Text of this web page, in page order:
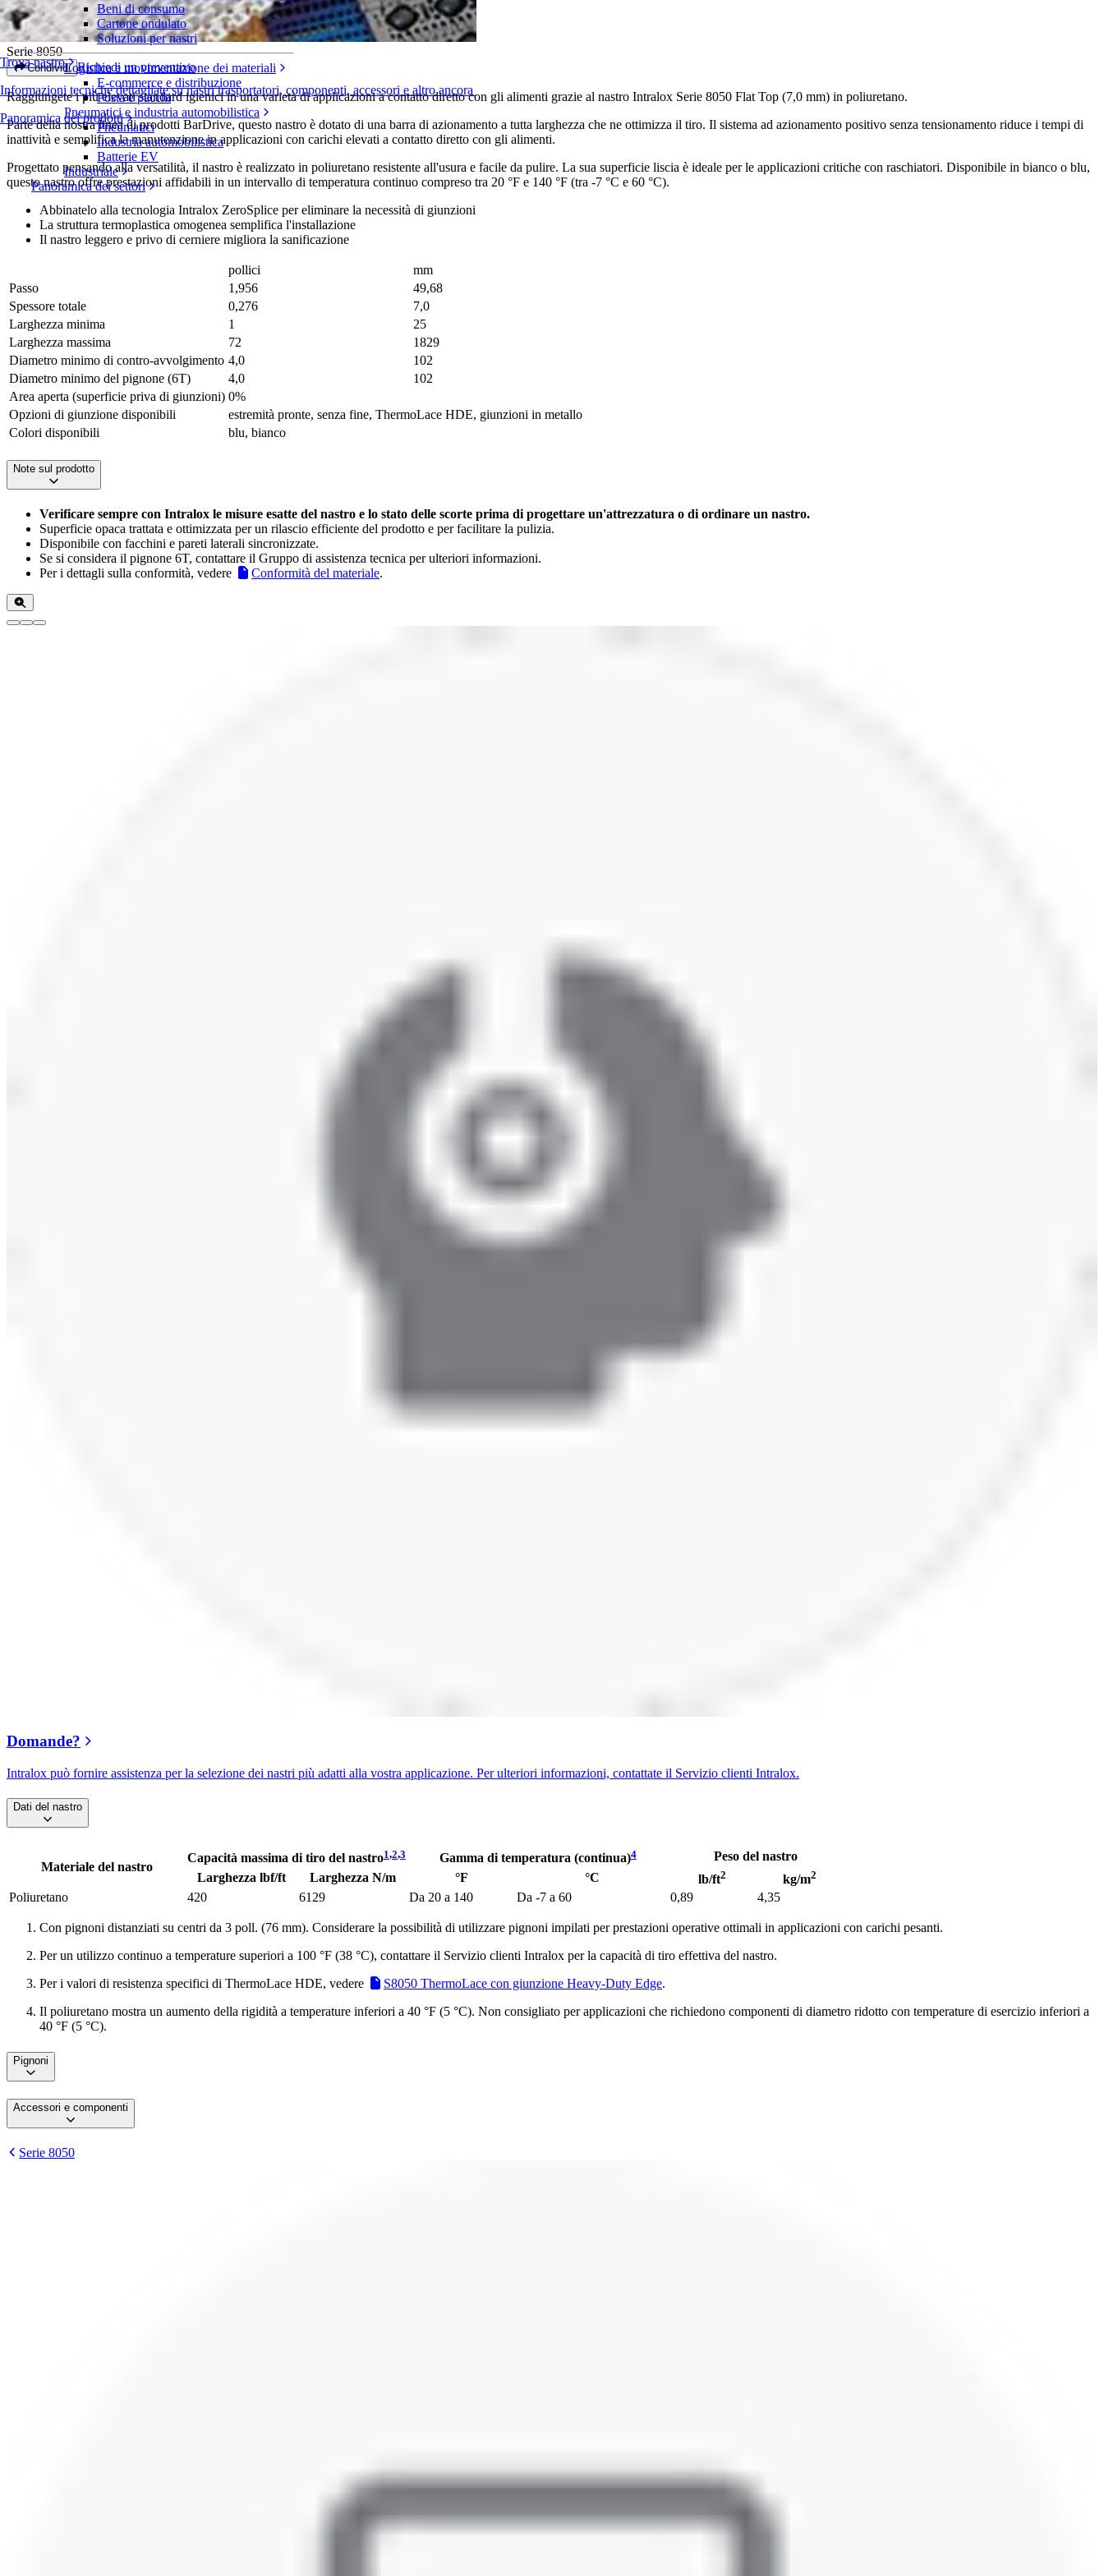
Trova nastro
Informazioni tecniche dettagliate su nastri trasportatori, componenti, accessori e altro ancora
Panoramica dei prodotti
Beni di consumo
Cartone ondulato
Soluzioni per nastri
Logistica e movimentazione dei materiali
E-commerce e distribuzione
Posta e pacchi
Pneumatici e industria automobilistica
Pneumatici
Industria automobilistica
Batterie EV
Industriale
Panoramica dei settori
S8050 Flat Top E (7,0 mm) poliuretano
Serie 8050
Condividi Richiedi un preventivo
Raggiungete i più elevati standard igienici in una varietà di applicazioni a contatto diretto con gli alimenti grazie al nastro Intralox Serie 8050 Flat Top (7,0 mm) in poliuretano.
Parte della nostra linea di prodotti BarDrive, questo nastro è dotato di una barra di azionamento a tutta larghezza che ne ottimizza il tiro. Il sistema ad azionamento positivo senza tensionamento riduce i tempi di
inattività e semplifica la manutenzione in applicazioni con carichi elevati a contatto diretto con gli alimenti.
Progettato pensando alla versatilità, il nastro è realizzato in poliuretano resistente all'usura e facile da pulire. La sua superficie liscia è ideale per le applicazioni critiche con raschiatori. Disponibile in bianco o blu,
questo nastro offre prestazioni affidabili in un intervallo di temperatura continuo compreso tra 20 °F e 140 °F (tra -7 °C e 60 °C).
Abbinatelo alla tecnologia Intralox ZeroSplice per eliminare la necessità di giunzioni
La struttura termoplastica omogenea semplifica l'installazione
Il nastro leggero e privo di cerniere migliora la sanificazione
pollici
mm
Passo
1,956
49,68
Spessore totale
0,276
7,0
Larghezza minima
1
25
Larghezza massima
72
1829
Diametro minimo di contro-avvolgimento 4,0
102
Diametro minimo del pignone (6T)
4,0
102
Area aperta (superficie priva di giunzioni) 0%
Opzioni di giunzione disponibili
estremità pronte, senza fine, ThermoLace HDE, giunzioni in metallo
Colori disponibili
blu, bianco
Note sul prodotto
Verificare sempre con Intralox le misure esatte del nastro e lo stato delle scorte prima di progettare un'attrezzatura o di ordinare un nastro.
Superficie opaca trattata e ottimizzata per un rilascio efficiente del prodotto e per facilitare la pulizia.
Disponibile con facchini e pareti laterali sincronizzate.
Se si considera il pignone 6T, contattare il Gruppo di assistenza tecnica per ulteriori informazioni.
Per i dettagli sulla conformità, vedere
Conformità del materiale.
Domande?
Intralox può fornire assistenza per la selezione dei nastri più adatti alla vostra applicazione. Per ulteriori informazioni, contattate il Servizio clienti Intralox.
Dati del nastro
Materiale del nastro
Capacità massima di tiro del nastro1,2,3 Gamma di temperatura (continua)4
Peso del nastro
Larghezza lbf/ft
Larghezza N/m °F °C lb/ft2 kg/m2
Poliuretano 420 6129 Da 20 a 140 Da -7 a 60 0,89 4,35
Con pignoni distanziati su centri da 3 poll. (76 mm). Considerare la possibilità di utilizzare pignoni impilati per prestazioni operative ottimali in applicazioni con carichi pesanti.
Per un utilizzo continuo a temperature superiori a 100 °F (38 °C), contattare il Servizio clienti Intralox per la capacità di tiro effettiva del nastro.
Per i valori di resistenza specifici di ThermoLace HDE, vedere
S8050 ThermoLace con giunzione Heavy-Duty Edge.
Il poliuretano mostra un aumento della rigidità a temperature inferiori a 40 °F (5 °C). Non consigliato per applicazioni che richiedono componenti di diametro ridotto con temperature di esercizio inferiori a
40 °F (5 °C).
Pignoni
Accessori e componenti
Serie 8050